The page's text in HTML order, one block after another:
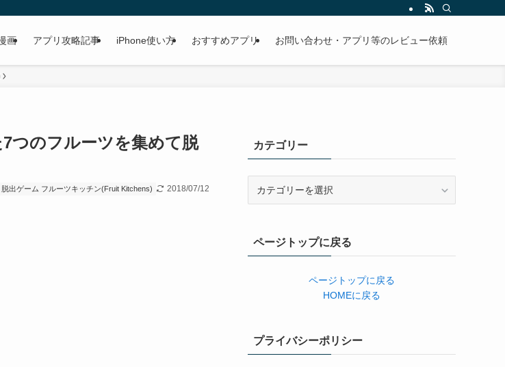
画 アプリ攻略記事 iPhone使い方 おすすめアプリ お問い合わせ・アプリ等のレビュー依頼
つのフルーツを集めて脱
脱出ゲーム フルーツキッチン(Fruit Kitchens) 2018/07/12
カテゴリー
ーページトップに戻る
ページトップに戻る
HOMEに戻る
プライバシーポリシー